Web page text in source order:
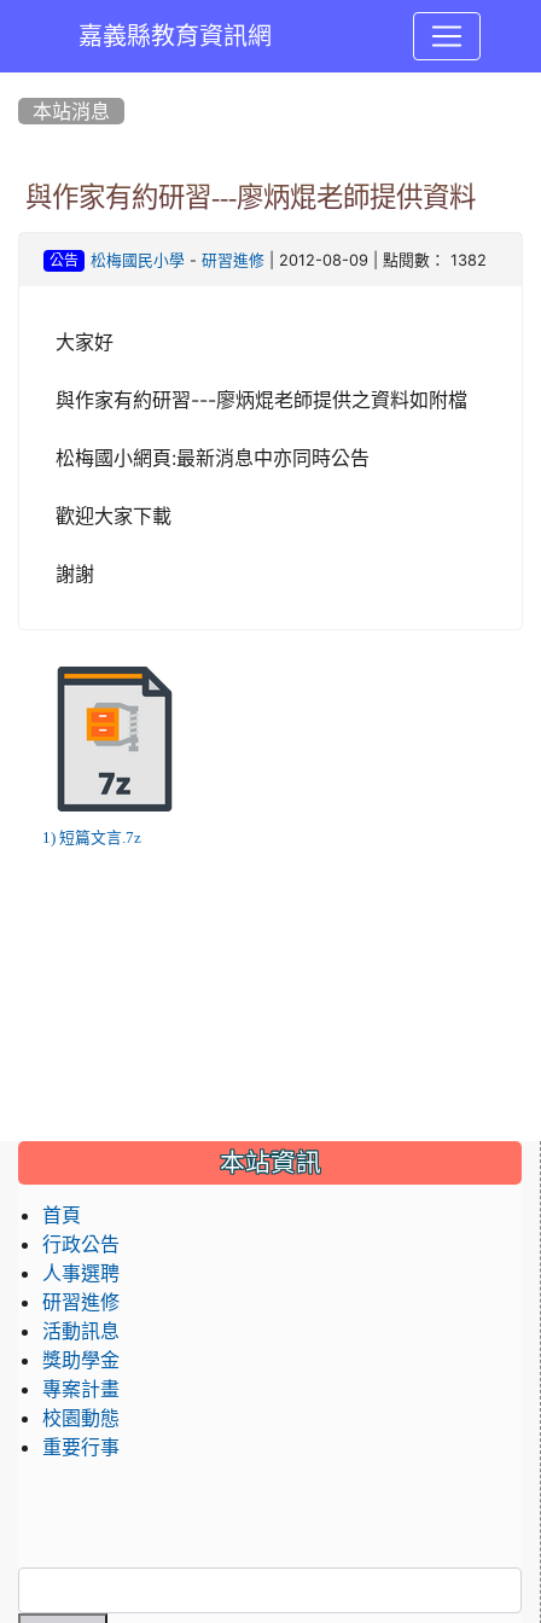
嘉義縣教育資訊網
本站消息
與作家有約研習---廖炳焜老師提供資料
公告 松梅國民小學- 研習進修| 2012-08-09 | 點閱數： 1382
大家好
與作家有約研習---廖炳焜老師提供之資料如附檔
松梅國小網頁:最新消息中亦同時公告
歡迎大家下載
謝謝
1) 短篇文言.7z
::: 本站資訊
首頁
行政公告
人事選聘
研習進修
活動訊息
獎助學金
專案計畫
校園動態
重要行事